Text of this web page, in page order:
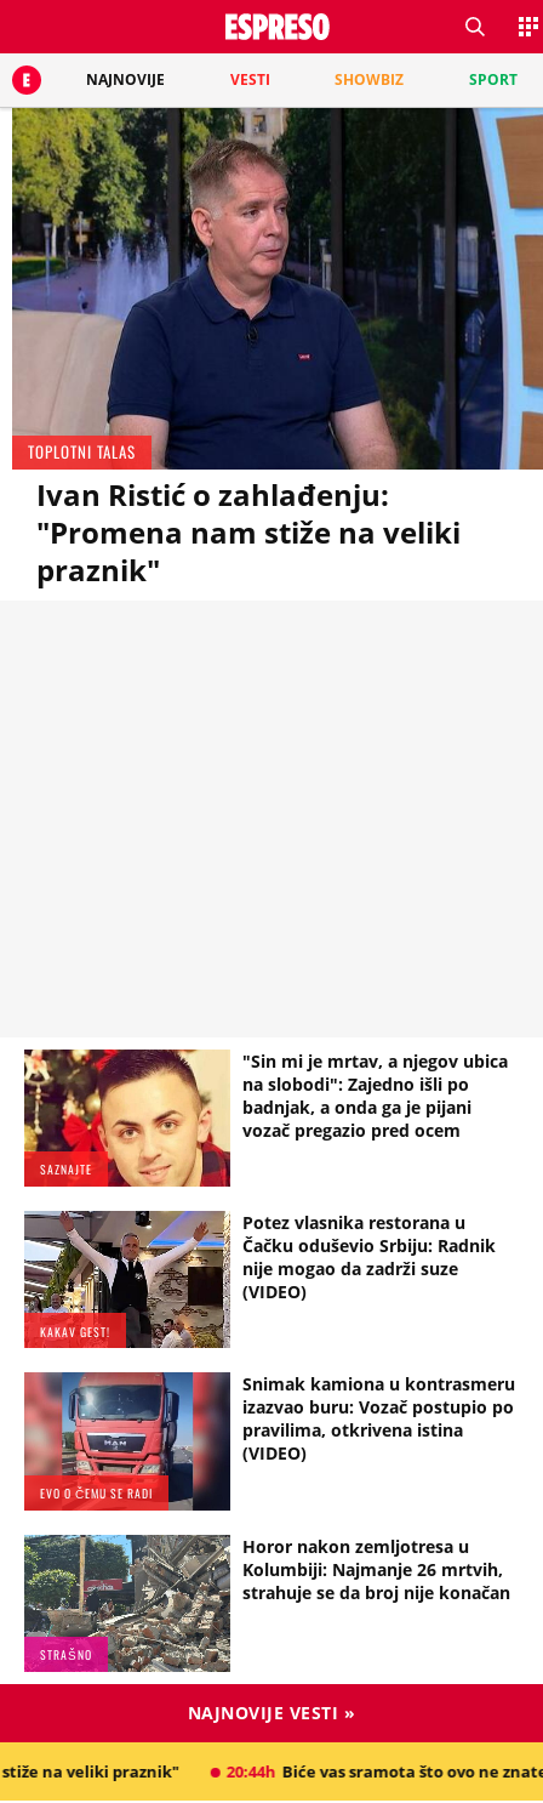
NAJNOVIJE VESTI SHOWBIZ SPORT
TOPLOTNI TALAS
Ivan Ristić o zahlađenju:
"Promena nam stiže na veliki
praznik"
SAZNAJTE
"Sin mi je mrtav, a njegov ubica
na slobodi": Zajedno išli po
badnjak, a onda ga je pijani
vozač pregazio pred ocem
KAKAV GEST!
Potez vlasnika restorana u
Čačku oduševio Srbiju: Radnik
nije mogao da zadrži suze
(VIDEO)
EVO O ČEMU SE RADI
Snimak kamiona u kontrasmeru
izazvao buru: Vozač postupio po
pravilima, otkrivena istina
(VIDEO)
STRAŠNO
Horor nakon zemljotresa u
Kolumbiji: Najmanje 26 mrtvih,
strahuje se da broj nije konačan
NAJNOVIJE VESTI »
20:44h Biće vas sramota što ovo ne znate! Evo šta prvo